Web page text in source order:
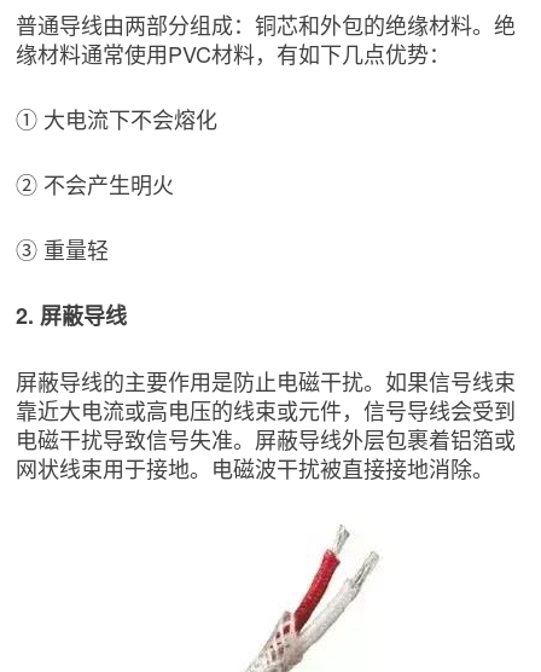
普通导线由两部分组成：铜芯和外包的绝缘材料。绝
缘材料通常使用PVC材料，有如下几点优势：
① 大电流下不会熔化
② 不会产生明火
③ 重量轻
2. 屏蔽导线
屏蔽导线的主要作用是防止电磁干扰。如果信号线束
靠近大电流或高电压的线束或元件，信号导线会受到
电磁干扰导致信号失准。屏蔽导线外层包裹着铝箔或
网状线束用于接地。电磁波干扰被直接接地消除。